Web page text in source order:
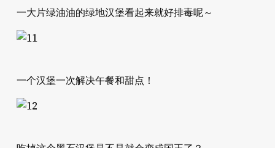
一大片绿油油的绿地汉堡看起来就好排毒呢～
一个汉堡一次解决午餐和甜点！